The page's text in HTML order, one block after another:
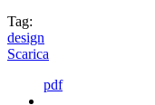
Tag:
design
Scarica
pdf